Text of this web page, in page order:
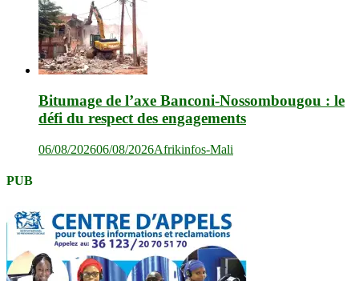
Bitumage de l’axe Banconi-Nossombougou : le
défi du respect des engagements
06/08/202606/08/2026Afrikinfos-Mali
PUB